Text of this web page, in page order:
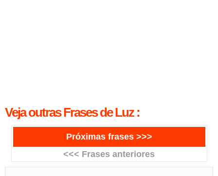
Veja outras Frases de Luz :
Próximas frases >>>
<<< Frases anteriores